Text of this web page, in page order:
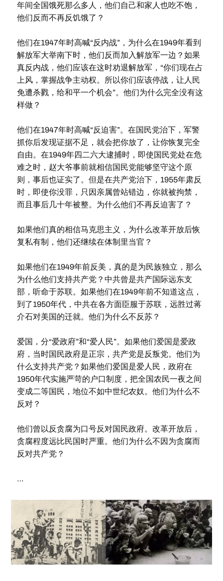
年间全国饿死那么多人，他们自己和家人也吃不饱，
他们反而不再反饥饿了？
他们在1947年时高喊“反内战”，为什么在1949年看到
解放军大举南下时，他们反而加入解放军一边？如果
真反内战，他们应该在这时劝退解放军，“你们现在占
上风，掌握战争主动权。所以你们应该停战，让人民
免遭杀戮，给和平一个机会”。他们为什么完全没有这
样做？
他们在1947年时高喊“反迫害”。在国民党治下，军警
抓你后发现证据不足，就会把你放了，让你恢复完全
自由。在1949年四二六大逮捕时，即使国民党处在危
难之时，赵大爷事前就相信国民党能够坚守这个原
则，事后也证实了。但是在共产党治下，1955年肃反
时，即使你没罪，只因亲属曾站错边，你就被拘禁，
而且事后几十年被整。为什么他们不再反迫害了？
如果他们真的相信马克思主义，为什么改革开放后恢
复私有制，他们还继续在体制里当官？
如果他们在1949年前反美，真的是为民族独立，那么
为什么他们支持共产党？中共曾是共产国际远东支
部，听命于苏联。如果他们在1949年前不知道这点，
到了1950年代，中共在各方面臣服于苏联，远胜过蒋
介石对美国的迁就。他们为什么不反苏？
爱国，分“爱政府”和“爱人民”。如果他们爱国是爱政
府，当时国民政府是正宗，共产党是反叛党。他们为
什么支持共产党？如果他们爱国是爱人民，政府在
1950年代实施严苛的户口制度，把全国农民一夜之间
变成二等国民，地位不如中世纪农奴。他们为什么不
反对？
他们曾以反贪腐为口号反对国民政府。改革开放后，
贪腐程度远比民国时严重。他们为什么不因为贪腐而
反对共产党？
…